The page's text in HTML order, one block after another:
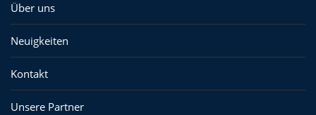
Über uns
Neuigkeiten
Kontakt
Unsere Partner